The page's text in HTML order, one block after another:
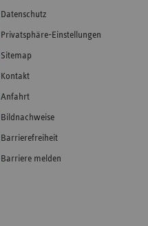
Datenschutz
Privatsphäre-Einstellungen
Sitemap
Kontakt
Anfahrt
Bildnachweise
Barrierefreiheit
Barriere melden